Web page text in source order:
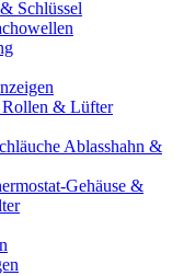
Schlüssel
Rollen & Lüfter
Ablasshahn &
Gehäuse &